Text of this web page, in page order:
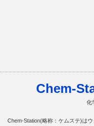
Chem-
化
Chem-Station(略称：ケムステ)は